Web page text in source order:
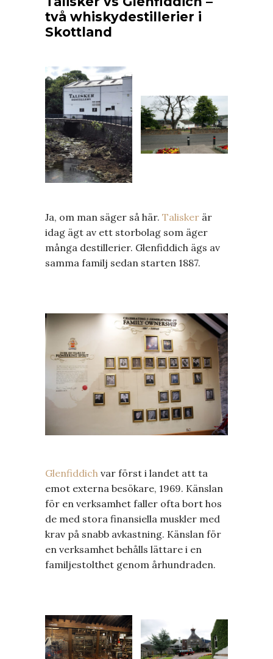
två whiskydestillerier i
Skottland
Ja, om man säger så här. Talisker är
idag ägt av ett storbolag som äger
många destillerier. Glenfiddich ägs av
samma familj sedan starten 1887.
Glenfiddich var först i landet att ta
emot externa besökare, 1969. Känslan
för en verksamhet faller ofta bort hos
de med stora finansiella muskler med
krav på snabb avkastning. Känslan för
en verksamhet behålls lättare i en
familjestolthet genom århundraden.